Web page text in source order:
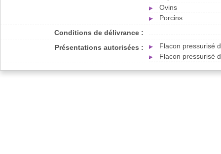
Ovins
Porcins
Conditions de délivrance :
Présentations autorisées :
Flacon pressurisé
Flacon pressurisé